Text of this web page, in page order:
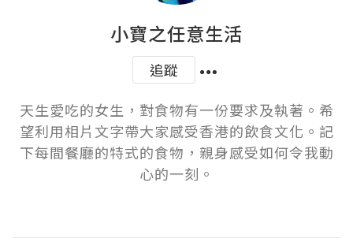
小寶之任意生活
追蹤
天生愛吃的女生，對食物有一份要求及執著。希
望利用相片文字帶大家感受香港的飲食文化。記
下每間餐廳的特式的食物，親身感受如何令我動
心的一刻。